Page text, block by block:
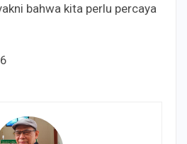
bahwa kita perlu percaya